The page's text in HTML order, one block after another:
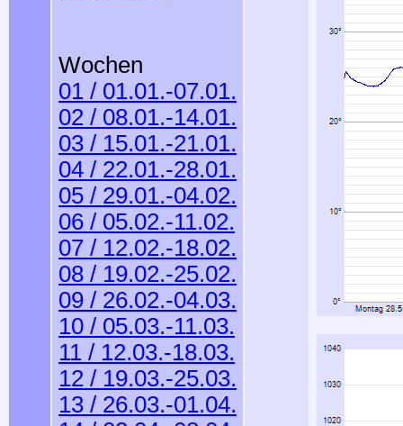
Wochen
01 / 01.01.-07.01.
02 / 08.01.-14.01.
03 / 15.01.-21.01.
04 / 22.01.-28.01.
05 / 29.01.-04.02.
06 / 05.02.-11.02.
07 / 12.02.-18.02.
08 / 19.02.-25.02.
09 / 26.02.-04.03.
10 / 05.03.-11.03.
11 / 12.03.-18.03.
12 / 19.03.-25.03.
13 / 26.03.-01.04.